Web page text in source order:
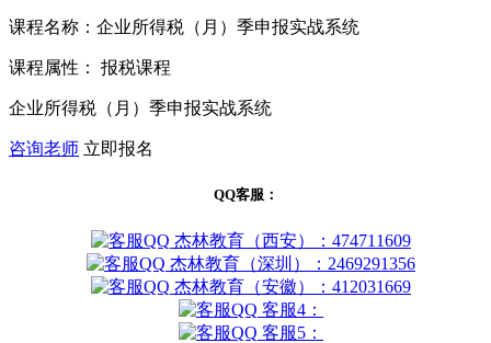
课程名称：企业所得税（月）季申报实战系统
课程属性： 报税课程
企业所得税（月）季申报实战系统
咨询老师 立即报名
QQ客服：
杰林教育（西安）：474711609
杰林教育（深圳）：2469291356
杰林教育（安徽）：412031669
客服4：
客服5：